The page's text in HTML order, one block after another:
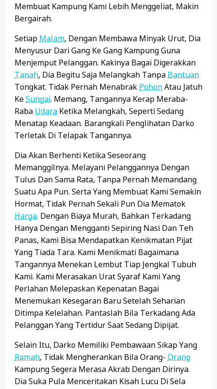
Membuat Kampung Kami Lebih Menggeliat, Makin
Bergairah.
Setiap Malam, Dengan Membawa Minyak Urut, Dia
Menyusur Dari Gang Ke Gang Kampung Guna
Menjemput Pelanggan. Kakinya Bagai Digerakkan
Tanah, Dia Begitu Saja Melangkah Tanpa Bantuan
Tongkat. Tidak Pernah Menabrak PohonAtau Jatuh
KeSungai. Memang, Tangannya Kerap Meraba-
Raba Udara Ketika Melangkah, Seperti Sedang
Menatap Keadaan. Barangkali Penglihatan Darko
Terletak Di Telapak Tangannya.
Dia Akan Berhenti Ketika Seseorang
Memanggilnya. Melayani Pelanggannya Dengan
Tulus Dan Sama Rata, Tanpa Pernah Memandang
Suatu Apa Pun. Serta Yang Membuat Kami Semakin
Hormat, Tidak Pernah Sekali Pun Dia Mematok
Harga. Dengan Biaya Murah, Bahkan Terkadang
Hanya Dengan Mengganti Sepiring Nasi Dan Teh
Panas, Kami Bisa Mendapatkan Kenikmatan Pijat
Yang Tiada Tara. Kami Menikmati Bagaimana
Tangannya Menekan Lembut Tiap Jengkal Tubuh
Kami. Kami Merasakan Urat Syaraf Kami Yang
Perlahan Melepaskan Kepenatan Bagai
Menemukan Kesegaran Baru Setelah Seharian
Ditimpa Kelelahan. Pantaslah Bila Terkadang Ada
Pelanggan Yang Tertidur Saat Sedang Dipijat.
Selain Itu, Darko Memiliki Pembawaan Sikap Yang
Ramah, Tidak Mengherankan Bila Orang- Orang
Kampung Segera Merasa Akrab Dengan Dirinya.
Dia Suka Pula Menceritakan Kisah Lucu Di Sela